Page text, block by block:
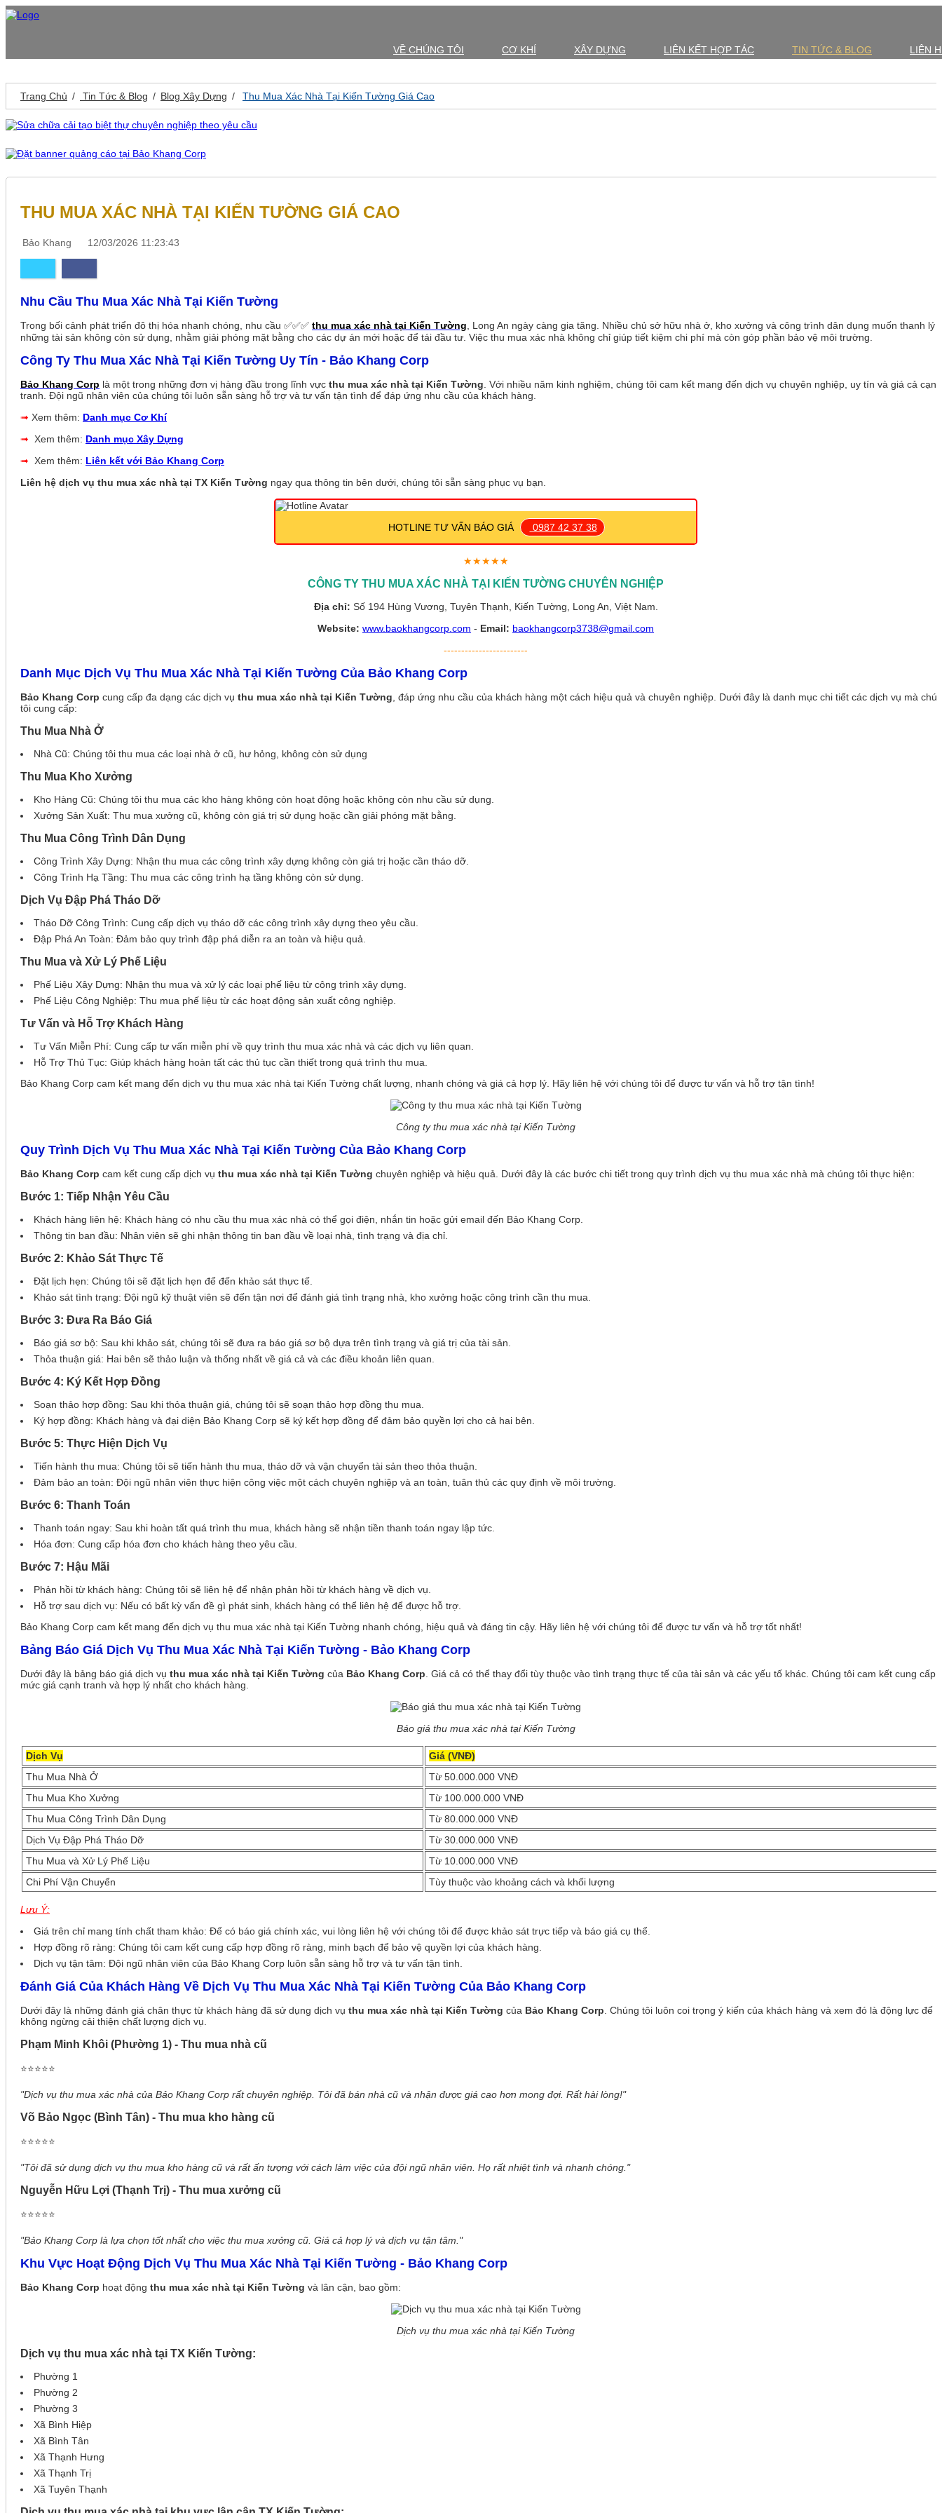
VỀ CHÚNG TÔI CƠ KHÍ XÂY DỰNG LIÊN KẾT HỢP TÁC TIN TỨC & BLOG LIÊN
Trang Chủ Tin Tức & Blog Blog Xây Dựng Thu Mua Xác Nhà Tại Kiến Tường Giá Cao
THU MUA XÁC NHÀ TẠI KIẾN TƯỜNG GIÁ CAO
Bảo Khang 12/03/2026 11:23:43
Nhu Cầu Thu Mua Xác Nhà Tại Kiến Tường
Trong bối cảnh phát triển đô thị hóa nhanh chóng, nhu cầu ✅✅✅ thu mua xác nhà tại Kiến Tường , Long An ngày càng gia tăng. Nhiều chủ sở hữu nhà ở, kho xưởng và công trình dân dụng muốn thanh lý
những tài sản không còn sử dụng, nhằm giải phóng mặt bằng cho các dự án mới hoặc để tái đầu tư. Việc thu mua xác nhà không chỉ giúp tiết kiệm chi phí mà còn góp phần bảo vệ môi trường.
Công Ty Thu Mua Xác Nhà Tại Kiến Tường Uy Tín - Bảo Khang Corp
Bảo Khang Corp là một trong những đơn vị hàng đầu trong lĩnh vực thu mua xác nhà tại Kiến Tường . Với nhiều năm kinh nghiệm, chúng tôi cam kết mang đến dịch vụ chuyên nghiệp, uy tín và giá cả cạnh
tranh. Đội ngũ nhân viên của chúng tôi luôn sẵn sàng hỗ trợ và tư vấn tận tình để đáp ứng nhu cầu của khách hàng.
➟ Xem thêm: Danh mục Cơ Khí
➟ Xem thêm: Danh mục Xây Dựng
➟ Xem thêm: Liên kết với Bảo Khang Corp
Liên hệ dịch vụ thu mua xác nhà tại TX Kiến Tường ngay qua thông tin bên dưới, chúng tôi sẵn sàng phục vụ bạn.
HOTLINE TƯ VẤN BÁO GIÁ 0987 42 37 38
★★★★★
CÔNG TY THU MUA XÁC NHÀ TẠI KIẾN TƯỜNG CHUYÊN NGHIỆP
Địa chỉ: Số 194 Hùng Vương, Tuyên Thạnh, Kiến Tường, Long An, Việt Nam.
Website: www.baokhangcorp.com - Email: baokhangcorp3738@gmail.com
------------------------
Danh Mục Dịch Vụ Thu Mua Xác Nhà Tại Kiến Tường Của Bảo Khang Corp
Bảo Khang Corp cung cấp đa dạng các dịch vụ thu mua xác nhà tại Kiến Tường , đáp ứng nhu cầu của khách hàng một cách hiệu quả và chuyên nghiệp. Dưới đây là danh mục chi tiết các dịch vụ mà
tôi cung cấp:
Thu Mua Nhà Ở
Nhà Cũ: Chúng tôi thu mua các loại nhà ở cũ, hư hỏng, không còn sử dụng
Thu Mua Kho Xưởng
Kho Hàng Cũ: Chúng tôi thu mua các kho hàng không còn hoạt động hoặc không còn nhu cầu sử dụng.
Xưởng Sản Xuất: Thu mua xưởng cũ, không còn giá trị sử dụng hoặc cần giải phóng mặt bằng.
Thu Mua Công Trình Dân Dụng
Công Trình Xây Dựng: Nhận thu mua các công trình xây dựng không còn giá trị hoặc cần tháo dỡ.
Công Trình Hạ Tầng: Thu mua các công trình hạ tầng không còn sử dụng.
Dịch Vụ Đập Phá Tháo Dỡ
Tháo Dỡ Công Trình: Cung cấp dịch vụ tháo dỡ các công trình xây dựng theo yêu cầu.
Đập Phá An Toàn: Đảm bảo quy trình đập phá diễn ra an toàn và hiệu quả.
Thu Mua và Xử Lý Phế Liệu
Phế Liệu Xây Dựng: Nhận thu mua và xử lý các loại phế liệu từ công trình xây dựng.
Phế Liệu Công Nghiệp: Thu mua phế liệu từ các hoạt động sản xuất công nghiệp.
Tư Vấn và Hỗ Trợ Khách Hàng
Tư Vấn Miễn Phí: Cung cấp tư vấn miễn phí về quy trình thu mua xác nhà và các dịch vụ liên quan.
Hỗ Trợ Thủ Tục: Giúp khách hàng hoàn tất các thủ tục cần thiết trong quá trình thu mua.
Bảo Khang Corp cam kết mang đến dịch vụ thu mua xác nhà tại Kiến Tường chất lượng, nhanh chóng và giá cả hợp lý. Hãy liên hệ với chúng tôi để được tư vấn và hỗ trợ tận tình!
Công ty thu mua xác nhà tại Kiến Tường
Quy Trình Dịch Vụ Thu Mua Xác Nhà Tại Kiến Tường Của Bảo Khang Corp
Bảo Khang Corp cam kết cung cấp dịch vụ thu mua xác nhà tại Kiến Tường chuyên nghiệp và hiệu quả. Dưới đây là các bước chi tiết trong quy trình dịch vụ thu mua xác nhà mà chúng tôi thực hiện:
Bước 1: Tiếp Nhận Yêu Cầu
Khách hàng liên hệ: Khách hàng có nhu cầu thu mua xác nhà có thể gọi điện, nhắn tin hoặc gửi email đến Bảo Khang Corp.
Thông tin ban đầu: Nhân viên sẽ ghi nhận thông tin ban đầu về loại nhà, tình trạng và địa chỉ.
Bước 2: Khảo Sát Thực Tế
Đặt lịch hẹn: Chúng tôi sẽ đặt lịch hẹn để đến khảo sát thực tế.
Khảo sát tình trạng: Đội ngũ kỹ thuật viên sẽ đến tận nơi để đánh giá tình trạng nhà, kho xưởng hoặc công trình cần thu mua.
Bước 3: Đưa Ra Báo Giá
Báo giá sơ bộ: Sau khi khảo sát, chúng tôi sẽ đưa ra báo giá sơ bộ dựa trên tình trạng và giá trị của tài sản.
Thỏa thuận giá: Hai bên sẽ thảo luận và thống nhất về giá cả và các điều khoản liên quan.
Bước 4: Ký Kết Hợp Đồng
Soạn thảo hợp đồng: Sau khi thỏa thuận giá, chúng tôi sẽ soạn thảo hợp đồng thu mua.
Ký hợp đồng: Khách hàng và đại diện Bảo Khang Corp sẽ ký kết hợp đồng để đảm bảo quyền lợi cho cả hai bên.
Bước 5: Thực Hiện Dịch Vụ
Tiến hành thu mua: Chúng tôi sẽ tiến hành thu mua, tháo dỡ và vận chuyển tài sản theo thỏa thuận.
Đảm bảo an toàn: Đội ngũ nhân viên thực hiện công việc một cách chuyên nghiệp và an toàn, tuân thủ các quy định về môi trường.
Bước 6: Thanh Toán
Thanh toán ngay: Sau khi hoàn tất quá trình thu mua, khách hàng sẽ nhận tiền thanh toán ngay lập tức.
Hóa đơn: Cung cấp hóa đơn cho khách hàng theo yêu cầu.
Bước 7: Hậu Mãi
Phản hồi từ khách hàng: Chúng tôi sẽ liên hệ để nhận phản hồi từ khách hàng về dịch vụ.
Hỗ trợ sau dịch vụ: Nếu có bất kỳ vấn đề gì phát sinh, khách hàng có thể liên hệ để được hỗ trợ.
Bảo Khang Corp cam kết mang đến dịch vụ thu mua xác nhà tại Kiến Tường nhanh chóng, hiệu quả và đáng tin cậy. Hãy liên hệ với chúng tôi để được tư vấn và hỗ trợ tốt nhất!
Bảng Báo Giá Dịch Vụ Thu Mua Xác Nhà Tại Kiến Tường - Bảo Khang Corp
Dưới đây là bảng báo giá dịch vụ thu mua xác nhà tại Kiến Tường của Bảo Khang Corp . Giá cả có thể thay đổi tùy thuộc vào tình trạng thực tế của tài sản và các yếu tố khác. Chúng tôi cam kết cung cấp
mức giá cạnh tranh và hợp lý nhất cho khách hàng.
Báo giá thu mua xác nhà tại Kiến Tường
Dịch Vụ
Giá (VNĐ)
Thu Mua Nhà Ở
Từ 50.000.000 VNĐ
Thu Mua Kho Xưởng
Từ 100.000.000 VNĐ
Thu Mua Công Trình Dân Dụng
Từ 80.000.000 VNĐ
Dịch Vụ Đập Phá Tháo Dỡ
Từ 30.000.000 VNĐ
Thu Mua và Xử Lý Phế Liệu
Từ 10.000.000 VNĐ
Chi Phí Vận Chuyển
Tùy thuộc vào khoảng cách và khối lượng
Lưu Ý:
Giá trên chỉ mang tính chất tham khảo: Để có báo giá chính xác, vui lòng liên hệ với chúng tôi để được khảo sát trực tiếp và báo giá cụ thể.
Hợp đồng rõ ràng: Chúng tôi cam kết cung cấp hợp đồng rõ ràng, minh bạch để bảo vệ quyền lợi của khách hàng.
Dịch vụ tận tâm: Đội ngũ nhân viên của Bảo Khang Corp luôn sẵn sàng hỗ trợ và tư vấn tận tình.
Đánh Giá Của Khách Hàng Về Dịch Vụ Thu Mua Xác Nhà Tại Kiến Tường Của Bảo Khang Corp
Dưới đây là những đánh giá chân thực từ khách hàng đã sử dụng dịch vụ thu mua xác nhà tại Kiến Tường của Bảo Khang Corp . Chúng tôi luôn coi trọng ý kiến của khách hàng và xem đó là động lực để
không ngừng cải thiện chất lượng dịch vụ.
Phạm Minh Khôi (Phường 1) - Thu mua nhà cũ
⭐⭐⭐⭐⭐
"Dịch vụ thu mua xác nhà của Bảo Khang Corp rất chuyên nghiệp. Tôi đã bán nhà cũ và nhận được giá cao hơn mong đợi. Rất hài lòng!"
Võ Bảo Ngọc (Bình Tân) - Thu mua kho hàng cũ
⭐⭐⭐⭐⭐
"Tôi đã sử dụng dịch vụ thu mua kho hàng cũ và rất ấn tượng với cách làm việc của đội ngũ nhân viên. Họ rất nhiệt tình và nhanh chóng."
Nguyễn Hữu Lợi (Thạnh Trị) - Thu mua xưởng cũ
⭐⭐⭐⭐⭐
"Bảo Khang Corp là lựa chọn tốt nhất cho việc thu mua xưởng cũ. Giá cả hợp lý và dịch vụ tận tâm."
Khu Vực Hoạt Động Dịch Vụ Thu Mua Xác Nhà Tại Kiến Tường - Bảo Khang Corp
Bảo Khang Corp hoạt động thu mua xác nhà tại Kiến Tường và lân cận, bao gồm:
Dịch vụ thu mua xác nhà tại Kiến Tường
Dịch vụ thu mua xác nhà tại TX Kiến Tường:
Phường 1
Phường 2
Phường 3
Xã Bình Hiệp
Xã Bình Tân
Xã Thạnh Hưng
Xã Thạnh Trị
Xã Tuyên Thạnh